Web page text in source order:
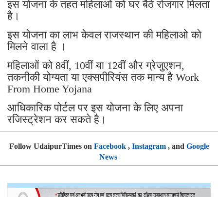
इस योजना के तहत महिलाओं को घर बैठे रोजगार मिलता
है।
इस योजना का लाभ केवल राजस्थान की महिलाओ को
मिलने वाला है ।
महिलाओं को 8वीं, 10वीं या 12वीं और ग्रेजुएशन,
तकनीकी योग्यता या एक्सपीरियंस तक मान्य है Work
From Home Yojana
आधिकारिक पोर्टल पर इस योजना के लिए अपना
रजिस्ट्रेशन कर सकते है।
Follow UdaipurTimes on Facebook, Instagram, and Google
News